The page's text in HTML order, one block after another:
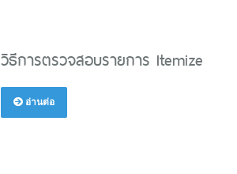
วิธีการตรวจสอบรายการ Itemize
อ่านต่อ